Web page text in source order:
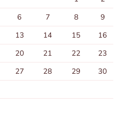
6 7 8
9
13 14 15
16
20 21 22
23
27 28 29
30